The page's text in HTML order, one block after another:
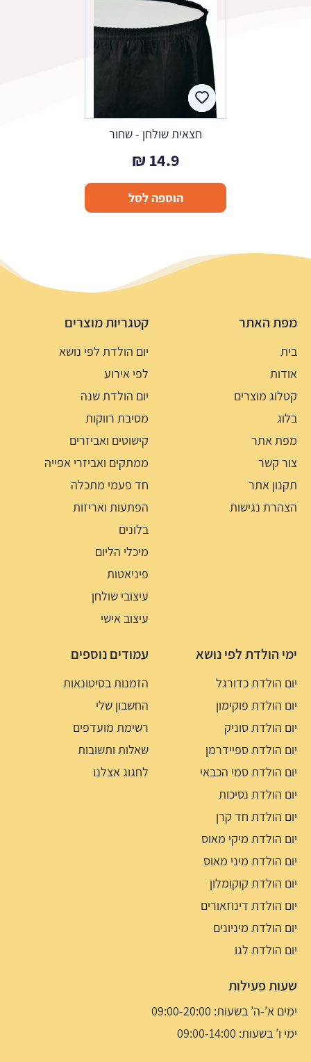
חצאית שולחן - שחור
14.9
₪
הוספה לסל
מפת האתר
בית
אודות
קטלוג מוצרים
בלוג
מפת אתר
צור קשר
תקנון אתר
הצהרת נגישות
קטגריות מוצרים
יום הולדת לפי נושא
לפי אירוע
יום הולדת שנה
מסיבת רווקות
קישוטים ואביזרים
ממתקים ואביזרי אפייה
חד פעמי מתכלה
הפתעות ואריזות
בלונים
מיכלי הליום
פיניאטות
עיצובי שולחן
עיצוב אישי
ימי הולדת לפי נושא
יום הולדת כדורגל
יום הולדת פוקימון
יום הולדת סוניק
יום הולדת ספיידרמן
יום הולדת סמי הכבאי
יום הולדת נסיכות
יום הולדת חד קרן
יום הולדת מיקי מאוס
יום הולדת מיני מאוס
יום הולדת קוקומלון
יום הולדת דינוזאורים
יום הולדת מיניונים
יום הולדת לגו
עמודים נוספים
הזמנות בסיטונאות
החשבון שלי
רשימת מועדפים
שאלות ותשובות
לחגוג אצלנו
שעות פעילות
ימים א’-ה’ בשעות: 09:00-20:00
ימי ו’ בשעות: 09:00-14:00